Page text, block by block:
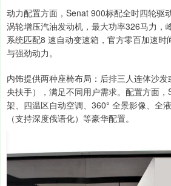
动力配置方面，Senat 900标配全时四轮驱
涡轮增压汽油发动机，最大功率326马力，
系统匹配8 速自动变速箱，官方零百加速
与强劲动力。
内饰提供两种座椅布局：后排三人连体沙
央扶手），满足不同用户需求。配置方面
架、四温区自动空调、360° 全景影像、全
（支持深度俄语化）等豪华配置。